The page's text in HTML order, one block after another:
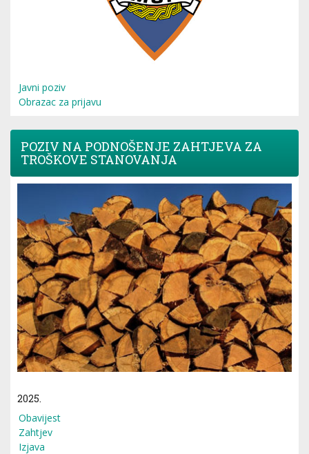
Javni poziv
Obrazac za prijavu
POZIV NA PODNOŠENJE ZAHTJEVA ZA
TROŠKOVE STANOVANJA
2025.
Obavijest
Zahtjev
Izjava